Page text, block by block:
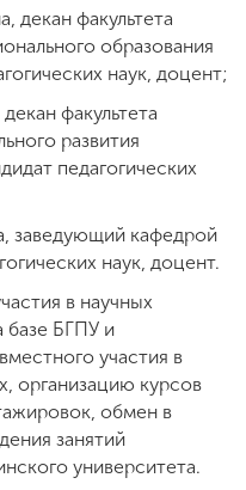
декан факультета
образования
наук, доцент;
факультета
развития
педагогических
заведующий кафедрой
наук, доцент.
в научных
базе БГПУ и
участия в
организацию курсов
обмен в
занятий
университета.